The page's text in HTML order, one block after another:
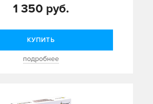
1 350 руб.
КУПИТЬ
подробнее